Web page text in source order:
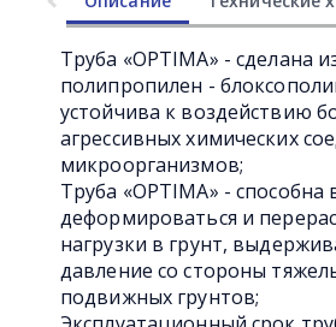
Труба «OPTIMA» - сделана
полипропилен -
устойчива к воздействию
агрессивных химических
микроорганизмов;
Труба «OPTIMA» -
деформироваться и
нагрузки в грунт,
давление со стороны
подвижных грунтов;